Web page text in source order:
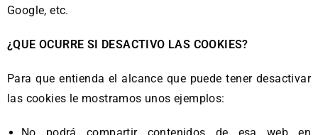
Google, etc.
¿QUE OCURRE SI DESACTIVO LAS COOKIES?
Para que entienda el alcance que puede tener desactivar
las cookies le mostramos unos ejemplos: